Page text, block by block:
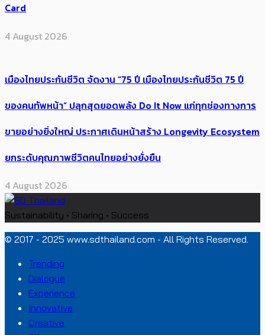
Card
4 August 2026
เมืองไทยประกันชีวิต จัดงาน “75 ปี เมืองไทยประกันชีวิต 75 ปี
ของคนทัพหน้า” ปลุกสุดยอดพลัง Do It Now แก่ทุกช่องทางการ
ขายอย่างยิ่งใหญ่ ประกาศเดินหน้าสร้าง Longevity Ecosystem
ยกระดับคุณภาพชีวิตคนไทยอย่างยั่งยืน
4 August 2026
Sustainability • Sharing • Success
© 2017 - 2025 www.sdthailand.com - All Rights Reserved.
Trending
Dialogue
Experience
Innovative
Creative